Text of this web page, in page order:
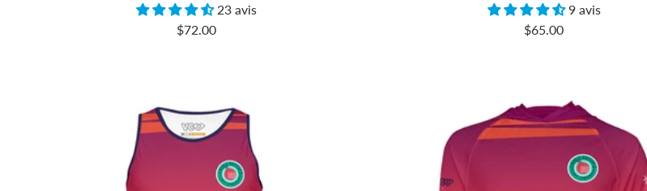
23 avis
Prix
$72.00
9 avis
Prix
$65.00